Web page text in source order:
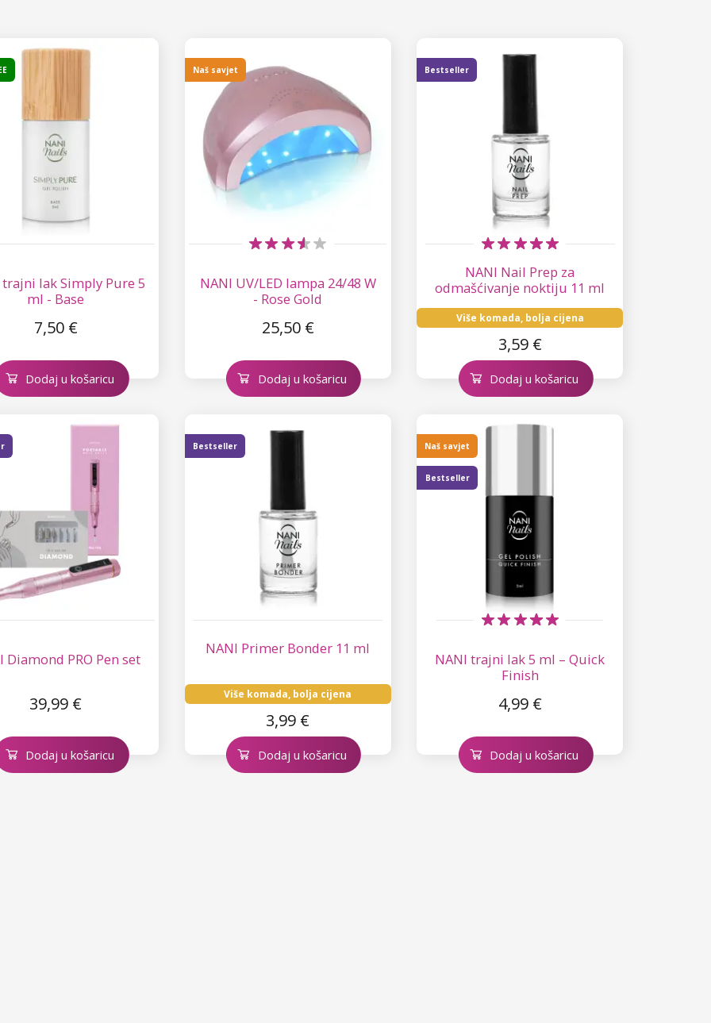
trajni lak Simply Pure 5
ml - Base
7,50 €
Dodaj u košaricu
NANI UV/LED lampa 24/48 W
- Rose Gold
25,50 €
Naš savjet
Dodaj u košaricu
NANI Nail Prep za
odmašćivanje noktiju 11 ml
Više komada, bolja cijena
3,59 €
Bestseller
Dodaj u košaricu
Diamond PRO Pen set
39,99 €
Dodaj u košaricu
NANI Primer Bonder 11 ml
Više komada, bolja cijena
3,99 €
Bestseller
Dodaj u košaricu
NANI trajni lak 5 ml – Quick
Finish
4,99 €
Naš savjet
Bestseller
Dodaj u košaricu